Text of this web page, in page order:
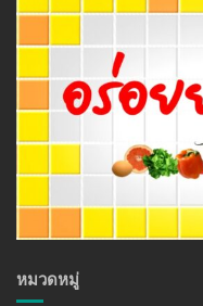
หมวดหมู่